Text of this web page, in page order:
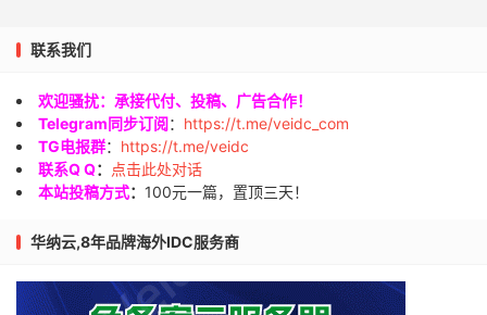
联系我们
欢迎骚扰：承接代付、投稿、广告合作！
Telegram同步订阅： https://t.me/veidc_com
TG电报群： https://t.me/veidc
联系Q Q：
点击此处对话
本站投稿方式： 100元一篇，置顶三天！
华纳云,8年品牌海外IDC服务商